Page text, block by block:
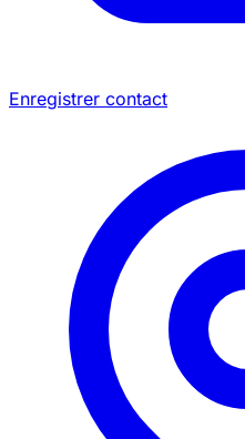
Enregistrer contact